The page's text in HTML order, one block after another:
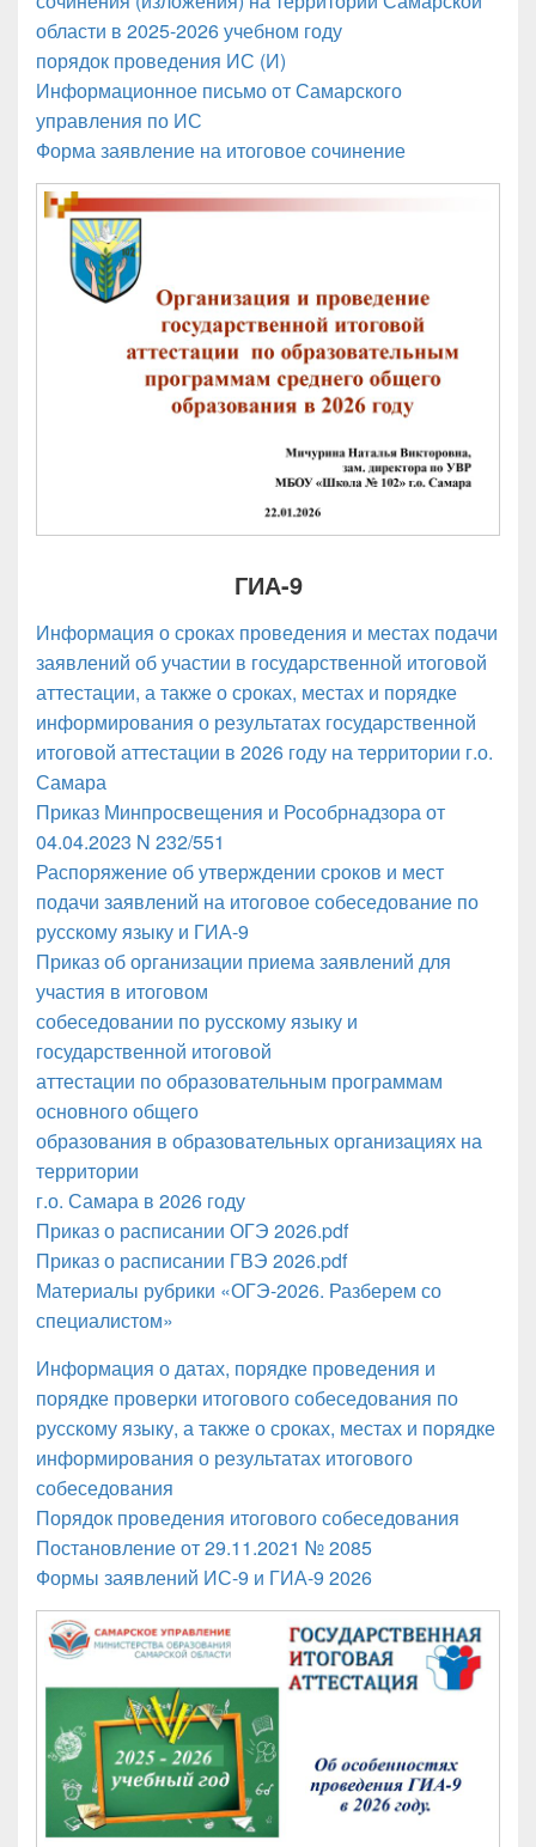
области в 2025-2026 учебном году
порядок проведения ИС (И)
Информационное письмо от Самарского
управления по ИС
Форма заявление на итоговое сочинение
ГИА-9
Информация о сроках проведения и местах подачи
заявлений об участии в государственной итоговой
аттестации, а также о сроках, местах и порядке
информирования о результатах государственной
итоговой аттестации в 2026 году на территории г.о.
Самара
Приказ Минпросвещения и Рособрнадзора от
04.04.2023 N 232/551
Распоряжение об утверждении сроков и мест
подачи заявлений на итоговое собеседование по
русскому языку и ГИА-9
Приказ об организации приема заявлений для
участия в итоговом
собеседовании по русскому языку и
государственной итоговой
аттестации по образовательным программам
основного общего
образования в образовательных организациях на
территории
г.о. Самара в 2026 году
Приказ о расписании ОГЭ 2026.pdf
Приказ о расписании ГВЭ 2026.pdf
Материалы рубрики «ОГЭ-2026. Разберем со
специалистом»
Информация о датах, порядке проведения и
порядке проверки итогового собеседования по
русскому языку, а также о сроках, местах и порядке
информирования о результатах итогового
собеседования
Порядок проведения итогового собеседования
Постановление от 29.11.2021 № 2085
Формы заявлений ИС-9 и ГИА-9 2026